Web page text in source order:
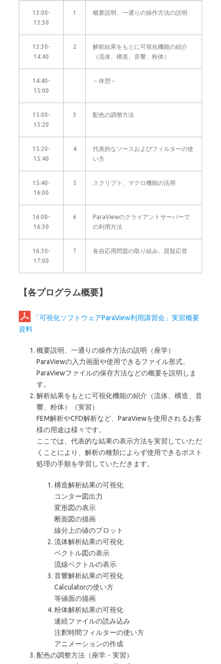
13:00-
13:30
1 概要説明、一通りの操作方法の説明
13:30-
14:40
2
解析結果をもとに可視化機能の紹介
（流体、構造、音響、粉体）
14:40-
15:00
～休憩～
15:00-
15:20
3 配色の調整方法
15:20-
15:40
4
代表的なソースおよびフィルターの使
い方
15:40-
16:00
5 スクリプト、マクロ機能の活用
16:00-
16:30
6
ParaViewのクライアントサーバーで
の利用方法
16:30-
17:00
7 各自応用問題の取り組み、質疑応答
【各プログラム概要】
「可視化ソフトウェアParaView利用講習会」実習概要
資料
概要説明、一通りの操作方法の説明（座学）
ParaViewの入力画面や使用できるファイル形式、
ParaViewファイルの保存方法などの概要を説明しま
す。
解析結果をもとに可視化機能の紹介（流体、構造、音
響、粉体）（実習）
FEM解析やCFD解析など、ParaViewを使用されるお客
様の用途は様々です。
ここでは、代表的な結果の表示方法を実習していただ
くことにより、解析の種類によらず使用できるポスト
処理の手順を学習していただきます。
構造解析結果の可視化
コンター図出力
変形図の表示
断面図の描画
線分上の値のプロット
流体解析結果の可視化
ベクトル図の表示
流線ベクトルの表示
音響解析結果の可視化
Calculatorの使い方
等値面の描画
粉体解析結果の可視化
連続ファイルの読み込み
注釈時間フィルターの使い方
アニメーションの作成
配色の調整方法（座学・実習）